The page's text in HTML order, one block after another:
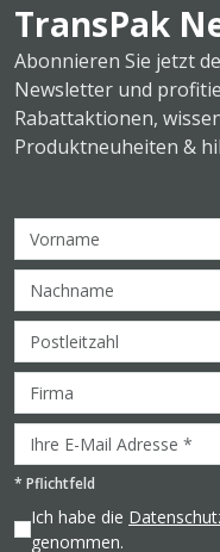
TransPak
Abonnieren Sie jetzt
Newsletter und
Rabattaktionen,
Produktneuheiten &
* Pflichtfeld
Ich habe die
genommen.